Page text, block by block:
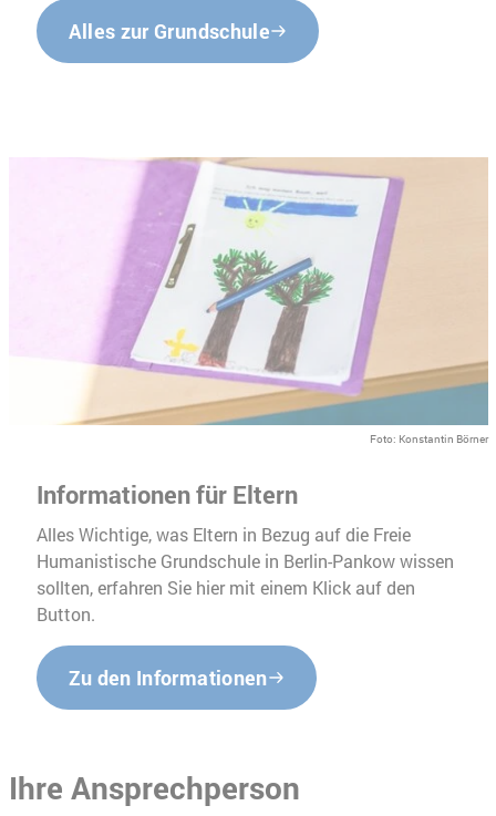
Alles zur Grundschule
Foto: Konstantin Börner
Informationen für Eltern
Alles Wichtige, was Eltern in Bezug auf die Freie
Humanistische Grundschule in Berlin-Pankow wissen
sollten, erfahren Sie hier mit einem Klick auf den
Button.
Zu den Informationen
Ihre Ansprechperson